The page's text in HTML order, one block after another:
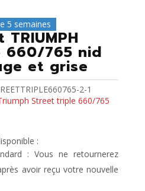
5 semaines
765 nid
et grise
2-1
Street triple 660/765
:
: Vous ne retournerez
avoir reçu votre nouvelle